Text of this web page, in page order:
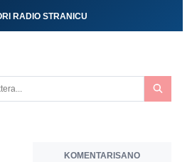
RADIO STRANICU
KOMENTARISANO